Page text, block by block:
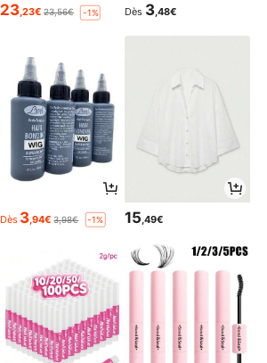
23,23€ 23,56€ -1% Dès 3,48€
Dès 3 ,94€ 3,98€ -1% 15 ,49€